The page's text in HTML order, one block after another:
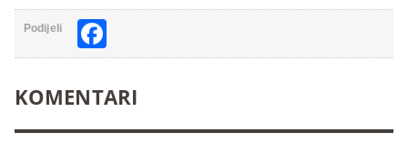
Podijeli
KOMENTARI